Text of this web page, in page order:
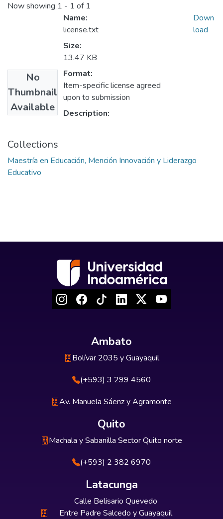
Now showing 1 - 1 of 1
No
Thumbnail
Available
Name:
license.txt
Size:
13.47 KB
Format:
Item-specific license agreed
upon to submission
Description:
Down
load
Collections
Maestría en Educación, Mención Innovación y Liderazgo
Educativo
Ambato
Bolívar 2035 y Guayaquil
(+593) 3 299 4560
Av. Manuela Sáenz y Agramonte
Quito
Machala y Sabanilla Sector Quito norte
(+593) 2 382 6970
Latacunga
Calle Belisario Quevedo
Entre Padre Salcedo y Guayaquil